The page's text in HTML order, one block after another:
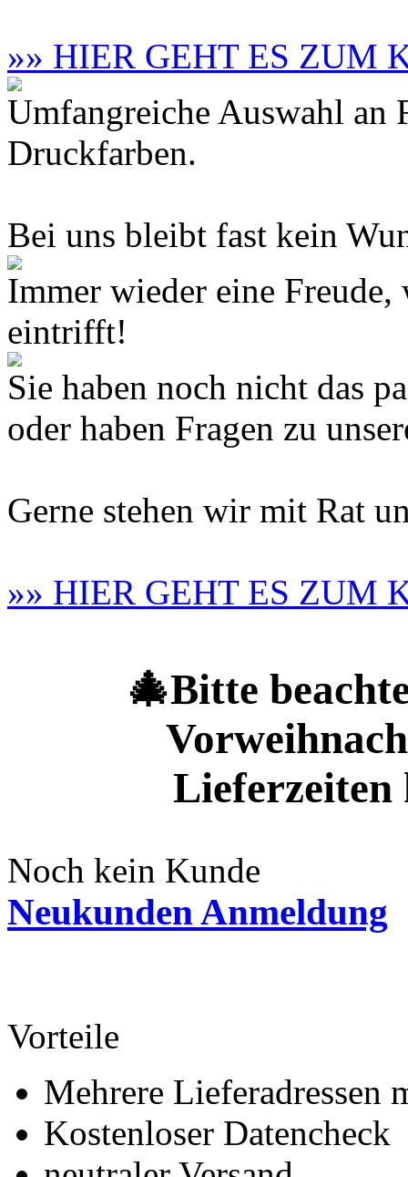
»» HIER GEHT ES ZUM
Umfangreiche Auswahl an
Druckfarben.
Bei uns bleibt fast kein
Immer wieder eine
eintrifft!
Sie haben noch nicht das
oder haben Fragen zu
Gerne stehen wir mit Rat
»» HIER GEHT ES ZUM
🎄Bitte
Lieferzeiten
Noch kein Kunde
Neukunden Anmeldung
Vorteile
Mehrere Lieferadressen
Kostenloser Datencheck